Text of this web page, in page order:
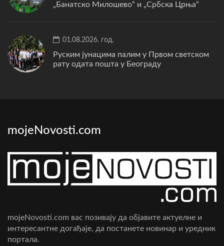
„Банатско Милошево“ и „Србска Црња“
01.08.2026. год.
Руским јунацима палим у Првом светском
рату одата пошта у Београду
mojeNovosti.com
mojeNovosti.com вас позивају да објавите актуелне и
интересантне догађаје, да постанете новинар и уредник
портала.